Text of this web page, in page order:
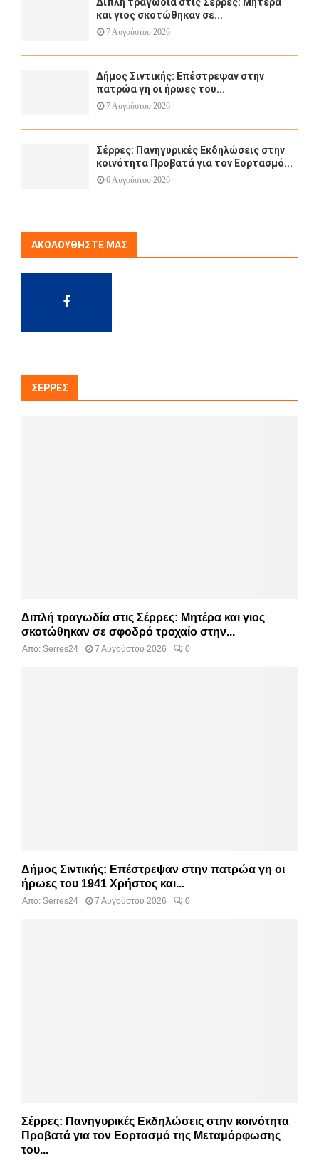
και γιος σκοτώθηκαν σε...
7 Αυγούστου 2026
Δήμος Σιντικής: Επέστρεψαν στην
πατρώα γη οι ήρωες του...
7 Αυγούστου 2026
Σέρρες: Πανηγυρικές Εκδηλώσεις στην
κοινότητα Προβατά για τον Εορτασμό...
6 Αυγούστου 2026
ΑΚΟΛΟΥΘΉΣΤΕ ΜΑΣ
ΣΈΡΡΕΣ
Διπλή τραγωδία στις Σέρρες: Μητέρα και γιος
σκοτώθηκαν σε σφοδρό τροχαίο στην...
Από: Serres24 7 Αυγούστου 2026 0
Δήμος Σιντικής: Επέστρεψαν στην πατρώα γη οι
ήρωες του 1941 Χρήστος και...
Από: Serres24 7 Αυγούστου 2026 0
Σέρρες: Πανηγυρικές Εκδηλώσεις στην κοινότητα
Προβατά για τον Εορτασμό της Μεταμόρφωσης
του...